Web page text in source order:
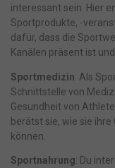
interessant sein. Hier
Sportprodukte, -
dafür, dass die
Kanälen präsent ist
Sportmedizin: Als
Schnittstelle von
Gesundheit von
berätst sie, wie sie
können.
Sportnahrung: Du